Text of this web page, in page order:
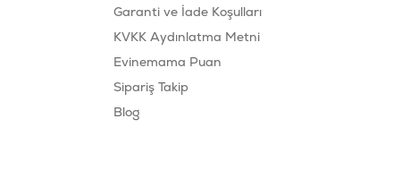
Garanti ve İade Koşulları
KVKK Aydınlatma Metni
Evinemama Puan
Sipariş Takip
Blog